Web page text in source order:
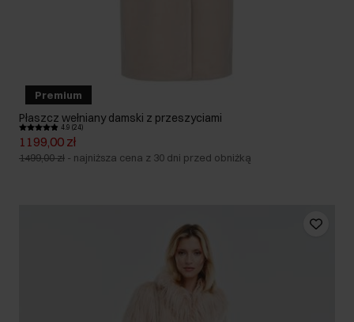
Premium
Płaszcz wełniany damski z przeszyciami
4.9 (24)
1199,00 zł
1499,00 zł - najniższa cena z 30 dni przed obniżką